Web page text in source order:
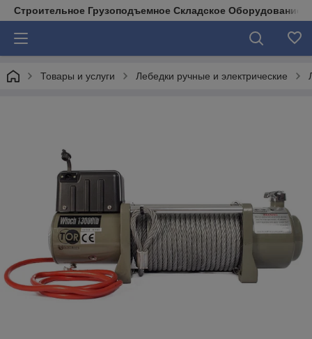
Строительное Грузоподъемное Складское Оборудование
Товары и услуги Лебедки ручные и электрические